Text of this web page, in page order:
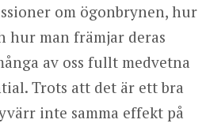
om ögonbrynen, hur
hur man främjar deras
av oss fullt medvetna
Trots att det är ett bra
inte samma effekt på